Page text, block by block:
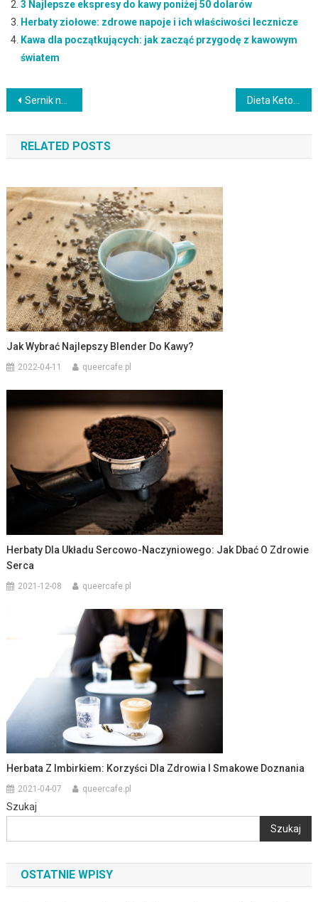
3 Najlepsze ekspresy do kawy poniżej 50 dolarów
Herbaty ziołowe: zdrowe napoje i ich właściwości lecznicze
Kawa dla początkujących: jak zacząć przygodę z kawowym
światem
Nawigacja
wpisu
Sernik na zimno z galaretką – Orzeźwiające i smaczne połączenie smaków
RELATED POSTS
Jak Wybrać Najlepszy Blender Do Kawy?
2022-04-11 queercafe.pl
Herbaty Dla Układu Sercowo-Naczyniowego: Jak Dbać O Zdrowie
Serca
2021-12-08 queercafe.pl
Herbata Z Imbirkiem: Korzyści Dla Zdrowia I Smakowe Doznania
2021-04-07 queercafe.pl
Szukaj
Szukaj
OSTATNIE WPISY